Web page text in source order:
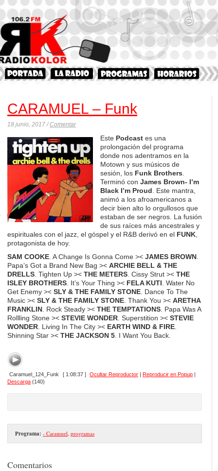
CARAMUEL – Funk
18 junio, 2017 /Comentar
Este Podcast es una
prolongación del programa
donde nos adentramos en la
Motown y sus músicos de
sesión, los Funk Brothers
Terminó con James Brown- I’m
Black I’m Proud . Este mantra,
animó a los afroamericanos a
decir bien alto lo orgullosos que
estaban de ser negros. La fusión
de sus raíces más ancestrales y
espirituales con el jazz, el góspel y el R&B derivó en el FUNK
protagonista de hoy.
SAM COOKE . A Change Is Gonna Come >< JAMES BROWN
Papa’s Got a Brand New Bag >< ARCHIE BELL & THE
DRELLS . Tighten Up >< THE METERS . Cissy Strut >< THE
ISLEY BROTHERS . It’s Your Thing >< FELA KUTI . Water No
Get Enemy >< SLY & THE FAMILY STONE . Dance To The
Music >< SLY & THE FAMILY STONE . Thank You >< ARETHA
FRANKLIN . Rock Steady >< THE TEMPTATIONS . Papa Was A
Rollling Stone >< STEVIE WONDER . Superstition >< STEVIE
WONDER . Living In The City >< EARTH WIND & FIRE
Shinning Star >< THE JACKSON 5 . I Want You Back.
Caramuel_124_Funk [ 1:08:37 ] Ocultar Reproductor |Reproducir en Popup |
Descarga (140)
Programa: - Caramuel programas
Comentarios